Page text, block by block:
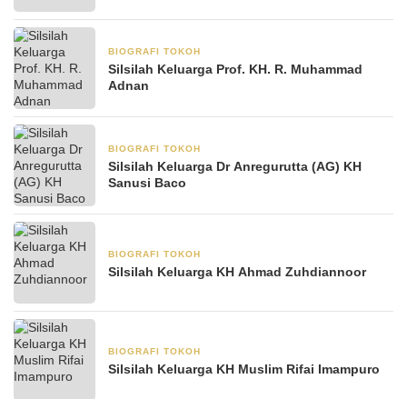
BIOGRAFI TOKOH
Silsilah Keluarga Prof. KH. R. Muhammad
Adnan
BIOGRAFI TOKOH
Silsilah Keluarga Dr Anregurutta (AG) KH
Sanusi Baco
BIOGRAFI TOKOH
Silsilah Keluarga KH Ahmad Zuhdiannoor
BIOGRAFI TOKOH
Silsilah Keluarga KH Muslim Rifai Imampuro